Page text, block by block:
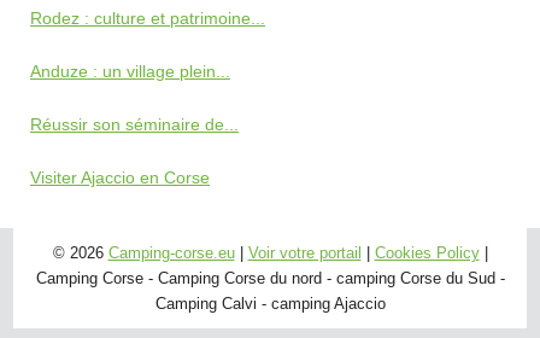
Rodez : culture et patrimoine...
Anduze : un village plein...
Réussir son séminaire de...
Visiter Ajaccio en Corse
© 2026 Camping-corse.eu| Voir votre portail Cookies Policy|
Camping Corse - Camping Corse du nord - camping Corse du Sud -
Camping Calvi - camping Ajaccio